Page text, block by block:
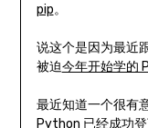
pip。
说这个是因为最近
被迫今年开始学的
最近知道一个很有
Python 已经成功